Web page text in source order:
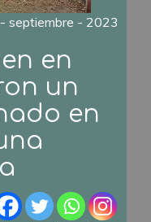
septiembre - 2023
en
un
en